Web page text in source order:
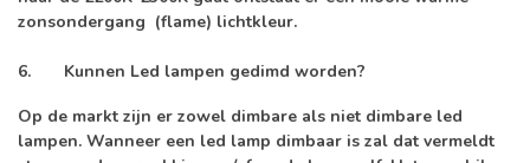
zonsondergang (flame) lichtkleur.
6. Kunnen Led lampen gedimd worden?
Op de markt zijn er zowel dimbare als niet dimbare led
lampen. Wanneer een led lamp dimbaar is zal dat vermeldt